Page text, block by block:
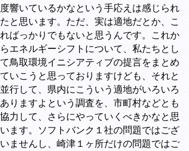
度響いているかなという手応えは感じられ
たと思います。ただ、実は適地だとか、こ
ればっかりでもないと思うんです。これか
らエネルギーシフトについて、私たちとし
て鳥取環境イニシアティブの提言をまとめ
ていこうと思っておりますけども、それと
並行して、県内にこういう適地がいろいろ
ありますよという調査を、市町村などとも
協力して、さらにやっていくべきかなと思
います。ソフトバンク１社の問題ではござ
いませんし、崎津１ヶ所だけの問題ではご